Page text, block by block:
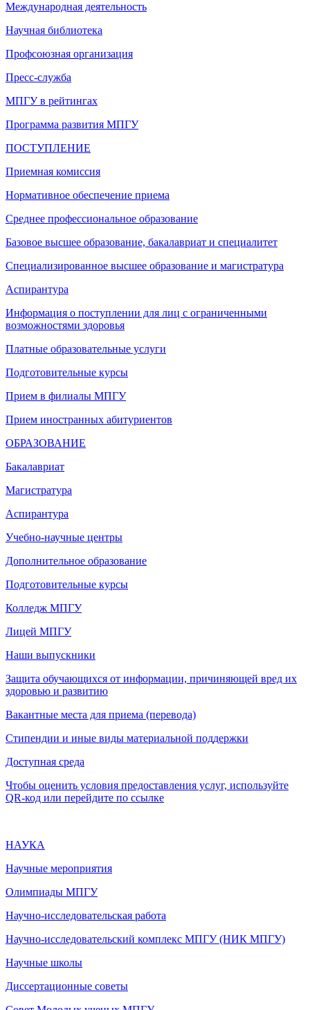
Международная деятельность
Научная библиотека
Профсоюзная организация
Пресс-служба
МПГУ в рейтингах
Программа развития МПГУ
ПОСТУПЛЕНИЕ
Приемная комиссия
Нормативное обеспечение приема
Среднее профессиональное образование
Базовое высшее образование, бакалавриат и специалитет
Специализированное высшее образование и магистратура
Аспирантура
Информация о поступлении для лиц с ограниченными
возможностями здоровья
Платные образовательные услуги
Подготовительные курсы
Прием в филиалы МПГУ
Прием иностранных абитуриентов
ОБРАЗОВАНИЕ
Бакалавриат
Магистратура
Аспирантура
Учебно-научные центры
Дополнительное образование
Подготовительные курсы
Колледж МПГУ
Лицей МПГУ
Наши выпускники
Защита обучающихся от информации, причиняющей вред их
здоровью и развитию
Вакантные места для приема (перевода)
Стипендии и иные виды материальной поддержки
Доступная среда
Чтобы оценить условия предоставления услуг, используйте
QR-код или перейдите по ссылке
НАУКА
Научные мероприятия
Олимпиады МПГУ
Научно-исследовательская работа
Научно-исследовательский комплекс МПГУ (НИК МПГУ)
Научные школы
Диссертационные советы